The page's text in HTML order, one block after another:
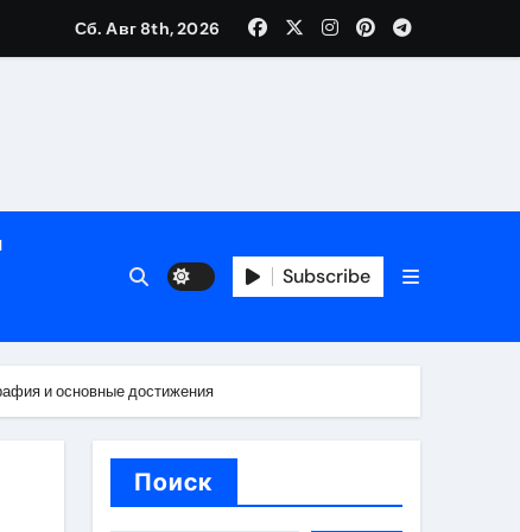
Сб. Авг 8th, 2026
Subscribe
и основные достижения
Поиск